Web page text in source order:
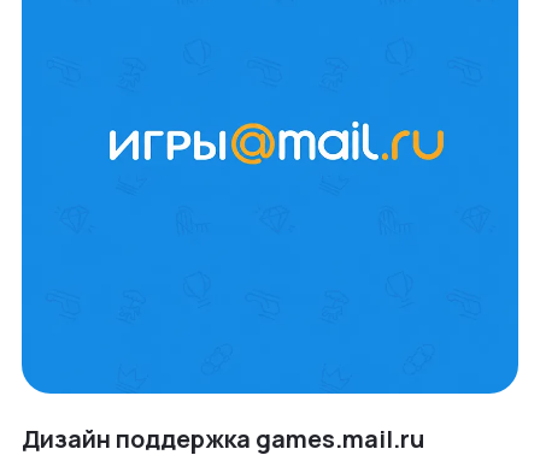
Дизайн поддержка games.mail.ru